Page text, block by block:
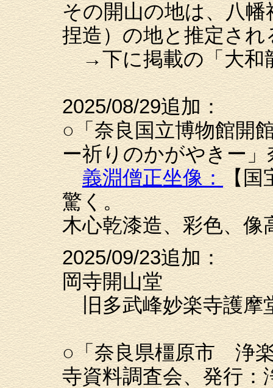
その開山の地は、八
捏造）の地と推定され
→下に掲載の「大和
2025/08/29追加：
○「奈良国立博物館
ー祈りのかがやきー
義淵僧正坐像：【国
驚く。
木心乾漆造、彩色、像
2025/09/23追加：
岡寺開山堂
旧多武峰妙楽寺護摩
○「奈良県橿原市 浄
寺資料調査会、発行：